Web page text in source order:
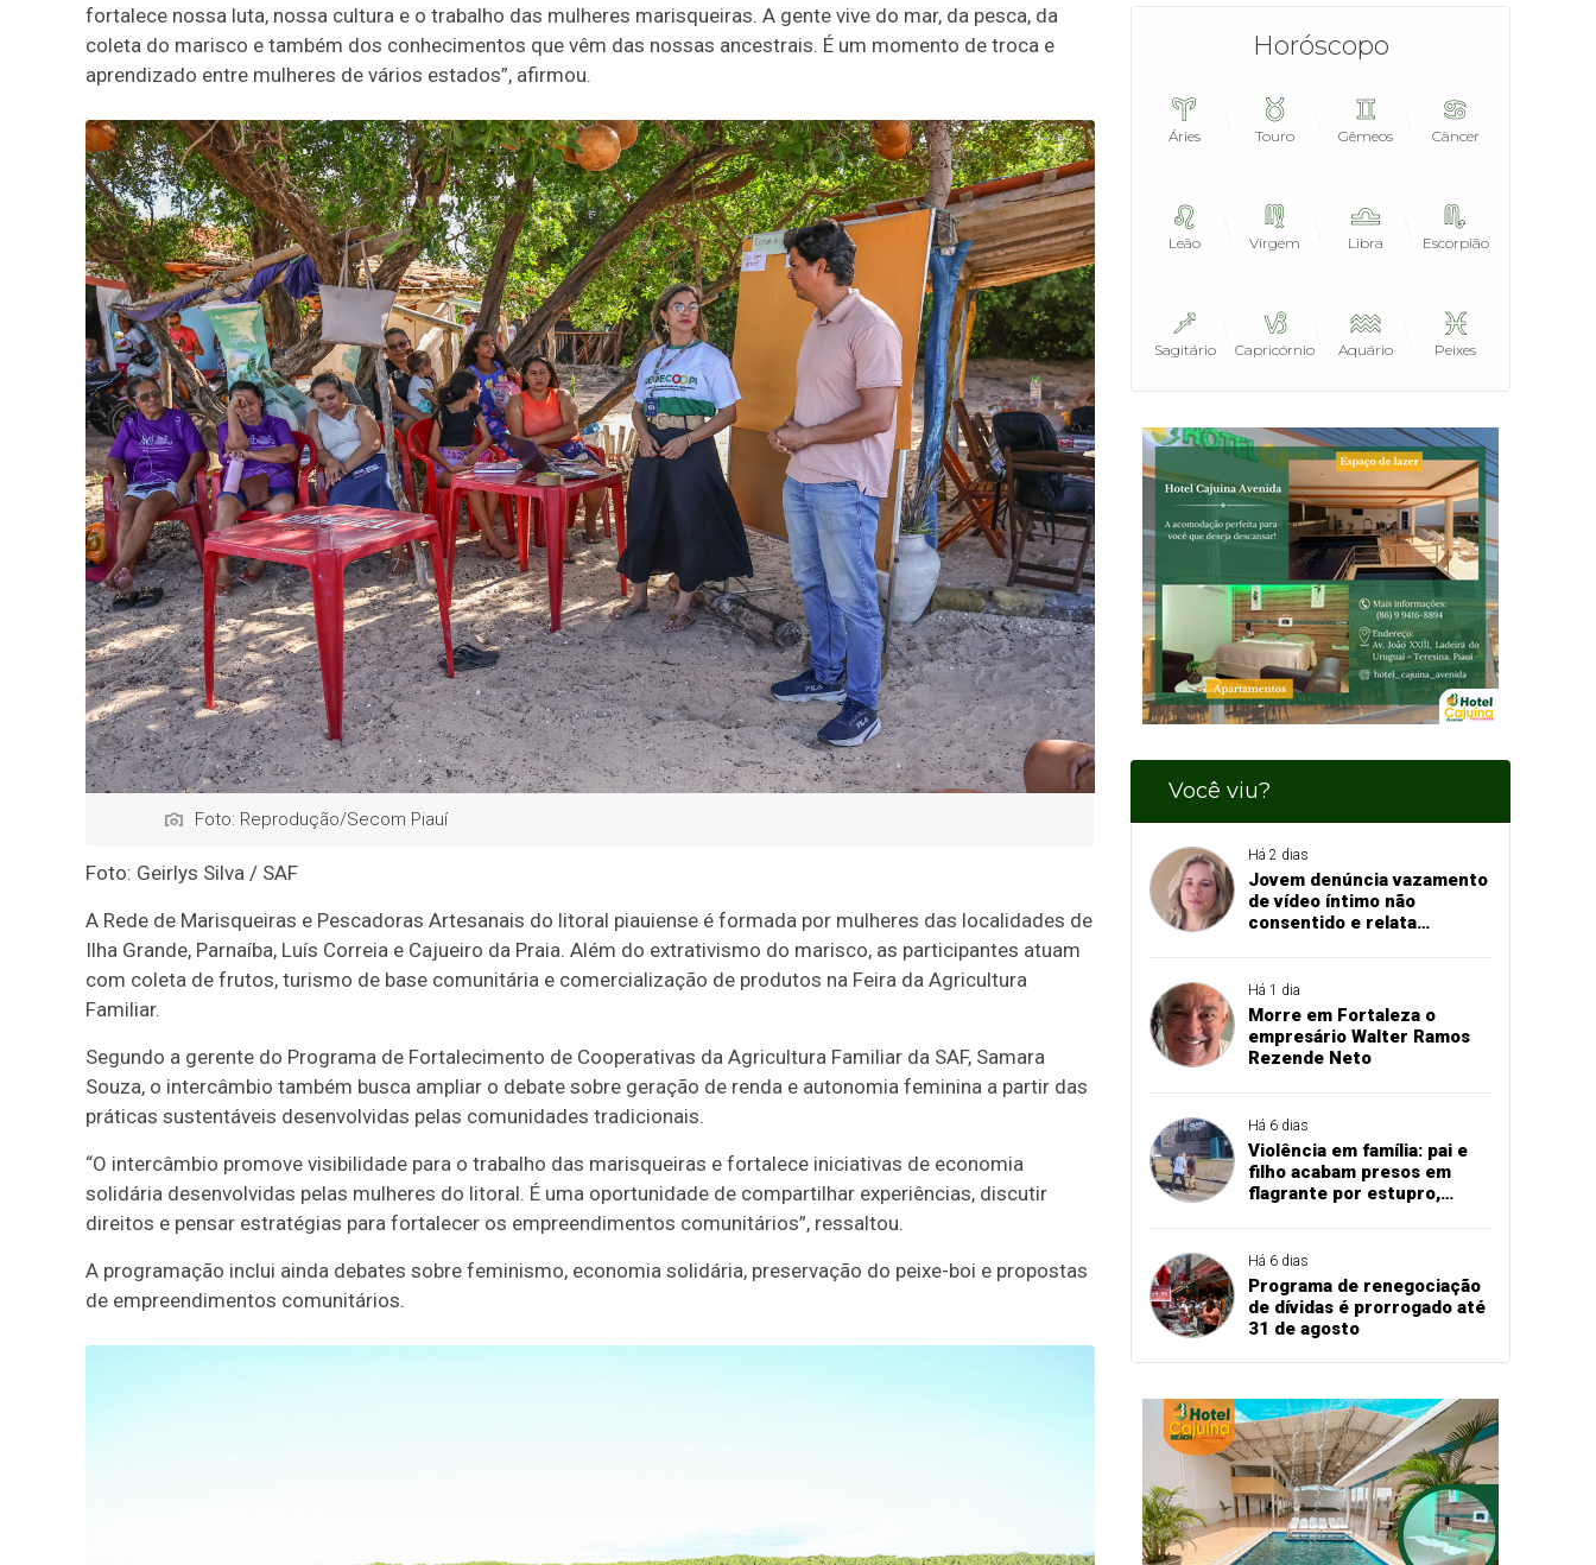
fortalece nossa luta, nossa cultura e o trabalho das mulheres marisqueiras. A gente vive do mar, da pesca, da
coleta do marisco e também dos conhecimentos que vêm das nossas ancestrais. É um momento de troca e
aprendizado entre mulheres de vários estados”, afirmou.
Foto: Reprodução/Secom Piauí
Foto: Geirlys Silva / SAF
A Rede de Marisqueiras e Pescadoras Artesanais do litoral piauiense é formada por mulheres das localidades de
Ilha Grande, Parnaíba, Luís Correia e Cajueiro da Praia. Além do extrativismo do marisco, as participantes atuam
com coleta de frutos, turismo de base comunitária e comercialização de produtos na Feira da Agricultura
Familiar.
Segundo a gerente do Programa de Fortalecimento de Cooperativas da Agricultura Familiar da SAF, Samara
Souza, o intercâmbio também busca ampliar o debate sobre geração de renda e autonomia feminina a partir das
práticas sustentáveis desenvolvidas pelas comunidades tradicionais.
“O intercâmbio promove visibilidade para o trabalho das marisqueiras e fortalece iniciativas de economia
solidária desenvolvidas pelas mulheres do litoral. É uma oportunidade de compartilhar experiências, discutir
direitos e pensar estratégias para fortalecer os empreendimentos comunitários”, ressaltou.
A programação inclui ainda debates sobre feminismo, economia solidária, preservação do peixe-boi e propostas
de empreendimentos comunitários.
Horóscopo
Áries Touro Gêmeos Câncer
Leão Virgem Libra Escorpião
Sagitário Capricórnio Aquário Peixes
Você viu?
Há 2 dias
Jovem denúncia vazamento
de vídeo íntimo não
consentido e relata
Há 1 dia
Morre em Fortaleza o
empresário Walter Ramos
Rezende Neto
Há 6 dias
Violência em família: pai e
filho acabam presos em
flagrante por estupro,
Há 6 dias
Programa de renegociação
de dívidas é prorrogado até
31 de agosto